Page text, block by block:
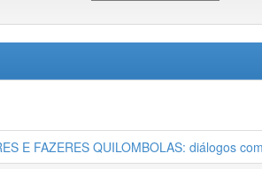
E FAZERES QUILOMBOLAS: diálogos